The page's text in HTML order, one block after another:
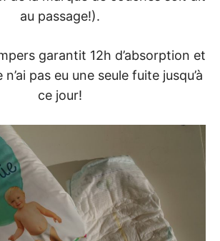
au passage!).
garantit 12h d’absorption et
pas eu une seule fuite jusqu’à
ce jour!